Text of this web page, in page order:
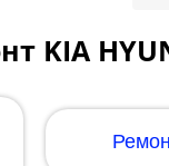
KIA